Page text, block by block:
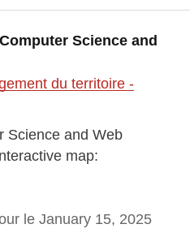
Science and
du territoire -
Science and Web
map:
le January 15, 2025